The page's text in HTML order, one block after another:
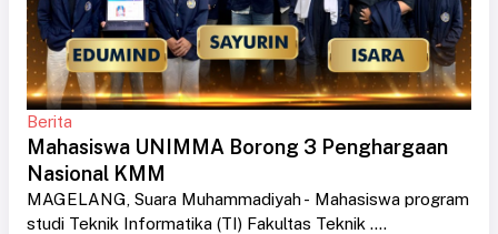
Berita
Mahasiswa UNIMMA Borong 3 Penghargaan
Nasional KMM
MAGELANG, Suara Muhammadiyah - Mahasiswa program
studi Teknik Informatika (TI) Fakultas Teknik ....